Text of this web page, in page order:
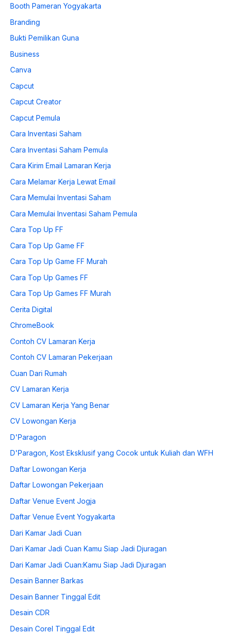
Booth Pameran Yogyakarta
Branding
Bukti Pemilikan Guna
Business
Canva
Capcut
Capcut Creator
Capcut Pemula
Cara Inventasi Saham
Cara Inventasi Saham Pemula
Cara Kirim Email Lamaran Kerja
Cara Melamar Kerja Lewat Email
Cara Memulai Inventasi Saham
Cara Memulai Inventasi Saham Pemula
Cara Top Up FF
Cara Top Up Game FF
Cara Top Up Game FF Murah
Cara Top Up Games FF
Cara Top Up Games FF Murah
Cerita Digital
ChromeBook
Contoh CV Lamaran Kerja
Contoh CV Lamaran Pekerjaan
Cuan Dari Rumah
CV Lamaran Kerja
CV Lamaran Kerja Yang Benar
CV Lowongan Kerja
D'Paragon
D'Paragon, Kost Eksklusif yang Cocok untuk Kuliah dan WFH
Daftar Lowongan Kerja
Daftar Lowongan Pekerjaan
Daftar Venue Event Jogja
Daftar Venue Event Yogyakarta
Dari Kamar Jadi Cuan
Dari Kamar Jadi Cuan Kamu Siap Jadi Djuragan
Dari Kamar Jadi Cuan:Kamu Siap Jadi Djuragan
Desain Banner Barkas
Desain Banner Tinggal Edit
Desain CDR
Desain Corel Tinggal Edit